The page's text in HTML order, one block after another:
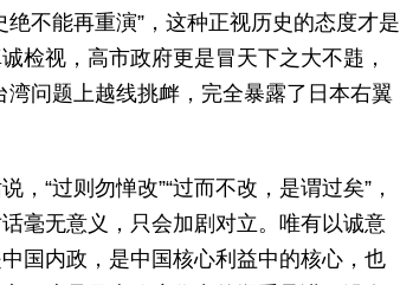
不能再重演”，这种正视历史的态度才是
检视，高市政府更是冒天下之大不韪，
湾问题上越线挑衅，完全暴露了日本右翼
“过则勿惮改”“过而不改，是谓过矣”，
毫无意义，只会加剧对立。唯有以诚意
国内政，是中国核心利益中的核心，也